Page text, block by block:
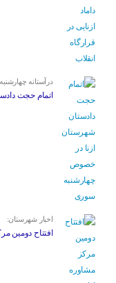
درآستانه
اتمام حجت
اخبار شهرستان:
افتتاح دومین